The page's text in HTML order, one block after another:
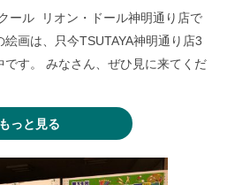
ール リオン・ドール神明通り店で
画は、只今TSUTAYA神明通り店3
す。 みなさん、ぜひ見に来てくだ
もっと見る